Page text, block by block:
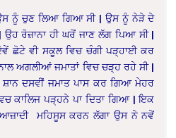
ਨੂੰ ਚੁਣ ਲਿਆ ਗਿਆ ਸੀ | ਉਸ ਨੂੰ ਨੇੜੇ ਦੇ
ਰੋਜ਼ਾਨਾ ਹੀ ਘਰੋਂ ਜਾਣ ਲੱਗ ਪਿਆ ਸੀ |
ਛੋਟੇ ਵੀ ਸਕੂਲ ਵਿਚ ਚੰਗੀ ਪੜ੍ਹਾਈ ਕਰ
ਅਗਲੀਆਂ ਜਮਾਤਾਂ ਵਿਚ ਚੜ੍ਹ ਰਹੇ ਸੀ |
ਦਸਵੀਂ ਜਮਾਤ ਪਾਸ ਕਰ ਗਿਆ ਮੇਹਰ
ਕਾਲਿਜ ਪੜ੍ਹਨੇ ਪਾ ਦਿਤਾ ਗਿਆ | ਇਕ
ਮਹਿਸੂਸ ਕਰਨ ਲੱਗਾ ਉਸ ਨੇ ਨਵੇਂ